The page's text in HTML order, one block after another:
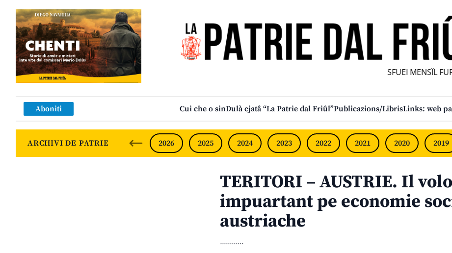
SFUEI MENSÎL
Aboniti Cui che o sinDulà cjatâ “La Patrie dal Friûl”Publicazions/LibrisLinks: web
ARCHIVI DE PATRIE 2026 2025 2024 2023 2022 2021 2020 2019
TERITORI – AUSTRIE. Il
impuartant pe economie
austriache
............